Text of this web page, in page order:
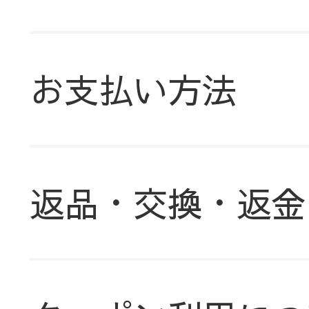
お支払い方法
返品・交換・返